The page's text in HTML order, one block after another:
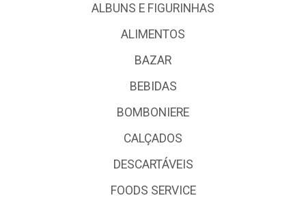
ALBUNS E FIGURINHAS
ALIMENTOS
BAZAR
BEBIDAS
BOMBONIERE
CALÇADOS
DESCARTÁVEIS
FOODS SERVICE